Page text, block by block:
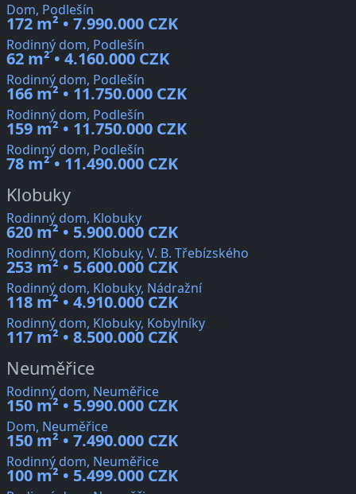
Dom, Podlešín
172 m² • 7.990.000 CZK
Rodinný dom, Podlešín
62 m² • 4.160.000 CZK
Rodinný dom, Podlešín
166 m² • 11.750.000 CZK
Rodinný dom, Podlešín
159 m² • 11.750.000 CZK
Rodinný dom, Podlešín
78 m² • 11.490.000 CZK
Klobuky
Rodinný dom, Klobuky
620 m² • 5.900.000 CZK
Rodinný dom, Klobuky, V. B. Třebízského
253 m² • 5.600.000 CZK
Rodinný dom, Klobuky, Nádražní
118 m² • 4.910.000 CZK
Rodinný dom, Klobuky, Kobylníky
117 m² • 8.500.000 CZK
Neuměřice
Rodinný dom, Neuměřice
150 m² • 5.990.000 CZK
Dom, Neuměřice
150 m² • 7.490.000 CZK
Rodinný dom, Neuměřice
100 m² • 5.499.000 CZK